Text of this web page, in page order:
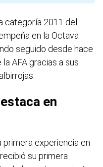
categoría 2011 del
en la Octava
seguido desde hace
AFA gracias a sus
en
primera experiencia en
su primera